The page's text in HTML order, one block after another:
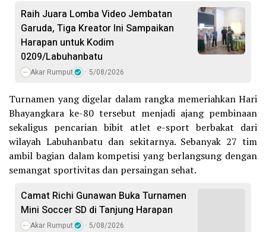
Raih Juara Lomba Video Jembatan
Garuda, Tiga Kreator Ini Sampaikan
Harapan untuk Kodim
0209/Labuhanbatu
Akar Rumput 5/08/2026
Turnamen yang digelar dalam rangka memeriahkan Hari
Bhayangkara ke-80 tersebut menjadi ajang pembinaan
sekaligus pencarian bibit atlet e-sport berbakat dari
wilayah Labuhanbatu dan sekitarnya. Sebanyak 27 tim
ambil bagian dalam kompetisi yang berlangsung dengan
semangat sportivitas dan persaingan sehat.
Camat Richi Gunawan Buka Turnamen
Mini Soccer SD di Tanjung Harapan
Akar Rumput 5/08/2026